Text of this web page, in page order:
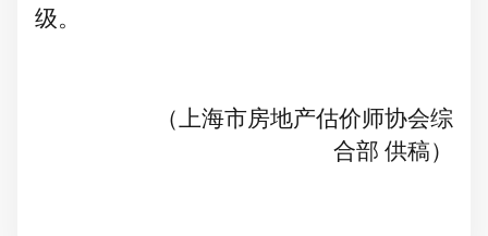
级。
（上海市房地产估价师协会综
合部 供稿）